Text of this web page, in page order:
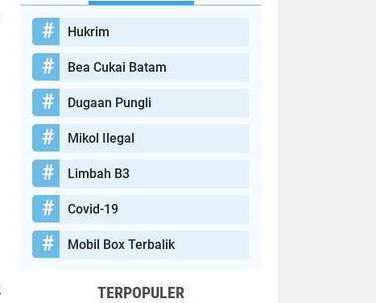
Hukrim
Bea Cukai Batam
Dugaan Pungli
Mikol Ilegal
Limbah B3
Covid-19
Mobil Box Terbalik
TERPOPULER